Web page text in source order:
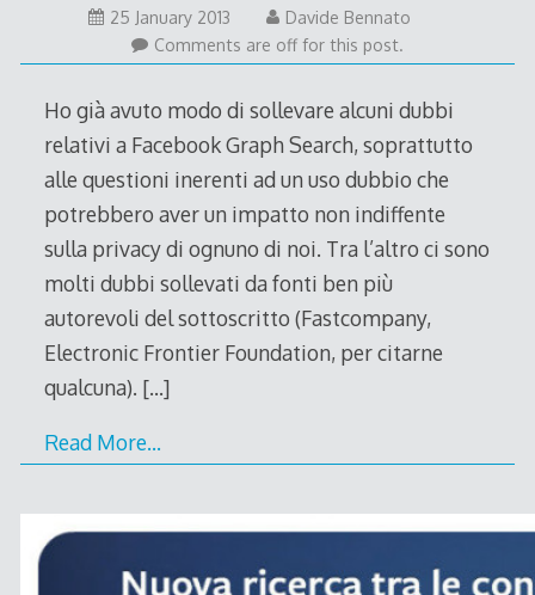
25 January 201325
January
2013
Davide Bennato
Comments are off for this post.
Ho già avuto modo di sollevare alcuni dubbi
relativi a Facebook Graph Search, soprattutto
alle questioni inerenti ad un uso dubbio che
potrebbero aver un impatto non indiffente
sulla privacy di ognuno di noi. Tra l’altro ci sono
molti dubbi sollevati da fonti ben più
autorevoli del sottoscritto (Fastcompany,
Electronic Frontier Foundation, per citarne
qualcuna). […]
Read More…